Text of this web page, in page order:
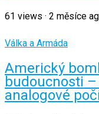
61 views · 2 měsíce
Válka a Armáda
Americký
budoucnosti
analogové